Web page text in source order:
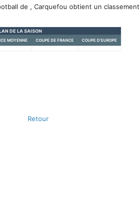
de , Carquefou obtient un classement
DE LA SAISON
MOYENNE COUPE DE FRANCE COUPE D'EUROPE
Retour